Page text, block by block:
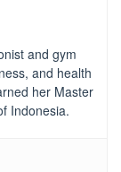
and gym
and health
her Master
Indonesia.